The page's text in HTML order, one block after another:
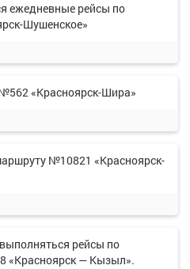
ежедневные рейсы по
Шушенское»
«Красноярск-Шира»
№10821 «Красноярск-
рейсы по
— Кызыл».